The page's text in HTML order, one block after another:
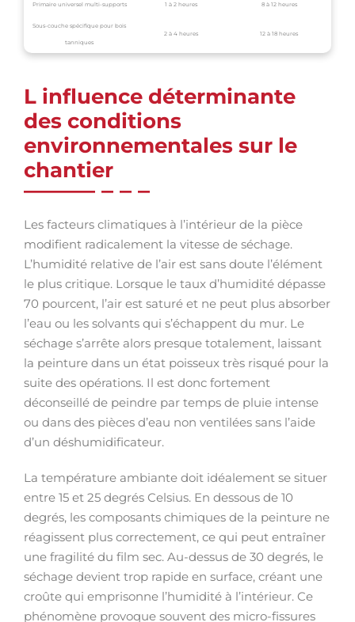
Primaire universel multi-supports 1 à 2 heures 8 à 12 heures
Sous-couche spécifique pour bois
tanniques
2 à 4 heures 12 à 18 heures
L influence déterminante
des conditions
environnementales sur le
chantier
Les facteurs climatiques à l’intérieur de la pièce
modifient radicalement la vitesse de séchage.
L’humidité relative de l’air est sans doute l’élément
le plus critique. Lorsque le taux d’humidité dépasse
70 pourcent, l’air est saturé et ne peut plus absorber
l’eau ou les solvants qui s’échappent du mur. Le
séchage s’arrête alors presque totalement, laissant
la peinture dans un état poisseux très risqué pour la
suite des opérations. Il est donc fortement
déconseillé de peindre par temps de pluie intense
ou dans des pièces d’eau non ventilées sans l’aide
d’un déshumidificateur.
La température ambiante doit idéalement se situer
entre 15 et 25 degrés Celsius. En dessous de 10
degrés, les composants chimiques de la peinture ne
réagissent plus correctement, ce qui peut entraîner
une fragilité du film sec. Au-dessus de 30 degrés, le
séchage devient trop rapide en surface, créant une
croûte qui emprisonne l’humidité à l’intérieur. Ce
phénomène provoque souvent des micro-fissures